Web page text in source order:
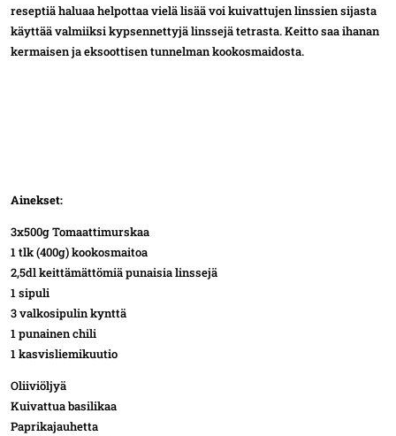
reseptiä haluaa helpottaa vielä lisää voi kuivattujen linssien sijasta
käyttää valmiiksi kypsennettyjä linssejä tetrasta. Keitto saa ihanan
kermaisen ja eksoottisen tunnelman kookosmaidosta.
Ainekset:
3x500g Tomaattimurskaa
1 tlk (400g) kookosmaitoa
2,5dl keittämättömiä punaisia linssejä
1 sipuli
3 valkosipulin kynttä
1 punainen chili
1 kasvisliemikuutio
Oliiviöljyä
Kuivattua basilikaa
Paprikajauhetta